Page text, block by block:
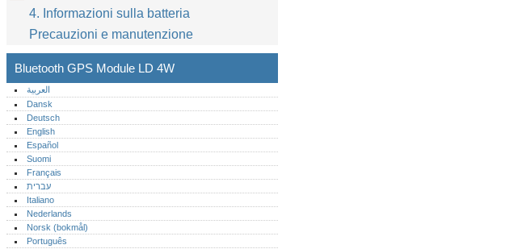
4. Informazioni sulla batteria
Precauzioni e manutenzione
Bluetooth GPS Module LD 4W
العربية
Dansk
Deutsch
English
Español
Suomi
Français
עברית
Italiano
Nederlands
Norsk (bokmål)‎
Português‎